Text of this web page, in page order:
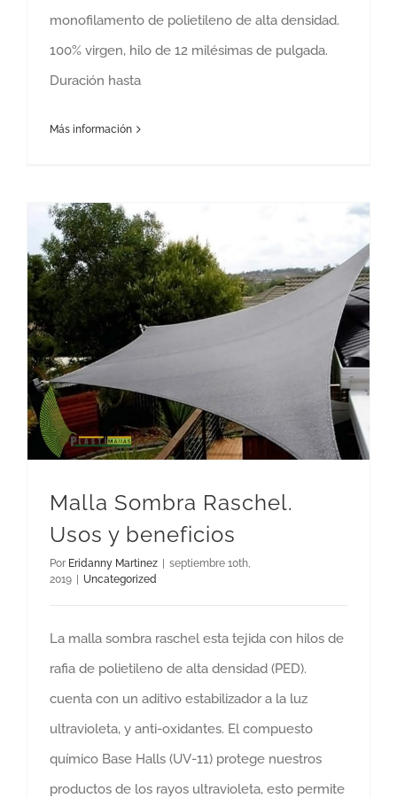
monofilamento de polietileno de alta densidad.
100% virgen, hilo de 12 milésimas de pulgada.
Duración hasta
Más información
Malla Sombra Raschel.
Usos y beneficios
Por Eridanny Martinez | septiembre 10th,
2019 | Uncategorized
La malla sombra raschel esta tejida con hilos de
rafia de polietileno de alta densidad (PED).
cuenta con un aditivo estabilizador a la luz
ultravioleta, y anti-oxidantes. El compuesto
químico Base Halls (UV-11) protege nuestros
productos de los rayos ultravioleta, esto permite